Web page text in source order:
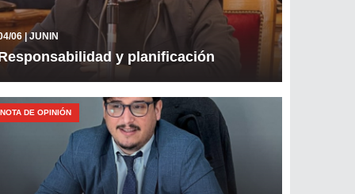
06| JUNIN
y planificación
NOTA DE OPINIÓN